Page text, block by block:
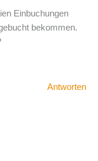
Einbuchungen
bekommen.
Antworten